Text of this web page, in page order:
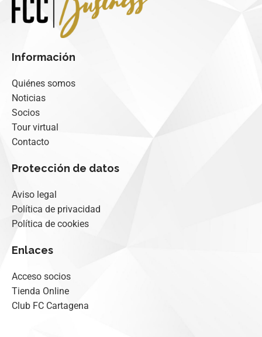
Información
Quiénes somos
Noticias
Socios
Tour virtual
Contacto
Protección de datos
Aviso legal
Política de privacidad
Política de cookies
Enlaces
Acceso socios
Tienda Online
Club FC Cartagena